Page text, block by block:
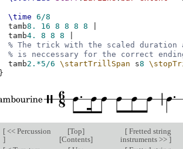
\time
6/8
tamb8. 16 8 8 8 8
tamb4. 8 8 8
% The trick with the scaled duration
% is neccessary for the correct
tamb2.*5/6 \startTrillSpan s8
}
[<< Percussion
]
[Top]
[Contents]
[Fretted string
instruments >> ]